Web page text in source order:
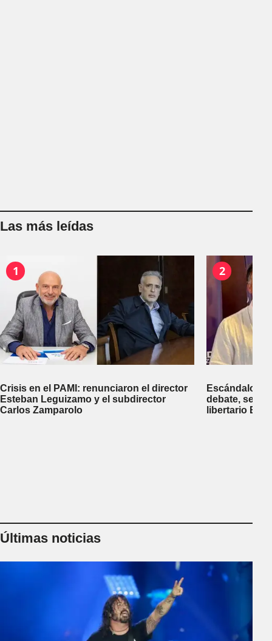
Las más leídas
1
Crisis en el PAMI: renunciaron el director
Esteban Leguizamo y el subdirector
Carlos Zamparolo
2
Escándalo
debate, se
libertario
Últimas noticias